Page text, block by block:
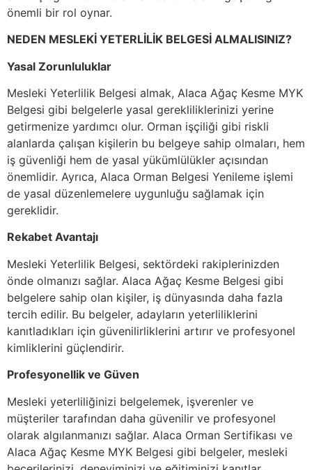
önemli bir rol oynar.
NEDEN MESLEKİ YETERLİLİK BELGESİ ALMALISINIZ?
Yasal Zorunluluklar
Mesleki Yeterlilik Belgesi almak, Alaca Ağaç Kesme MYK
Belgesi gibi belgelerle yasal gerekliliklerinizi yerine
getirmenize yardımcı olur. Orman işçiliği gibi riskli
alanlarda çalışan kişilerin bu belgeye sahip olmaları, hem
iş güvenliği hem de yasal yükümlülükler açısından
önemlidir. Ayrıca, Alaca Orman Belgesi Yenileme işlemi
de yasal düzenlemelere uygunluğu sağlamak için
gereklidir.
Rekabet Avantajı
Mesleki Yeterlilik Belgesi, sektördeki rakiplerinizden
önde olmanızı sağlar. Alaca Ağaç Kesme Belgesi gibi
belgelere sahip olan kişiler, iş dünyasında daha fazla
tercih edilir. Bu belgeler, adayların yeterliliklerini
kanıtladıkları için güvenilirliklerini artırır ve profesyonel
kimliklerini güçlendirir.
Profesyonellik ve Güven
Mesleki yeterliliğinizi belgelemek, işverenler ve
müşteriler tarafından daha güvenilir ve profesyonel
olarak algılanmanızı sağlar. Alaca Orman Sertifikası ve
Alaca Ağaç Kesme MYK Belgesi gibi belgeler, mesleki